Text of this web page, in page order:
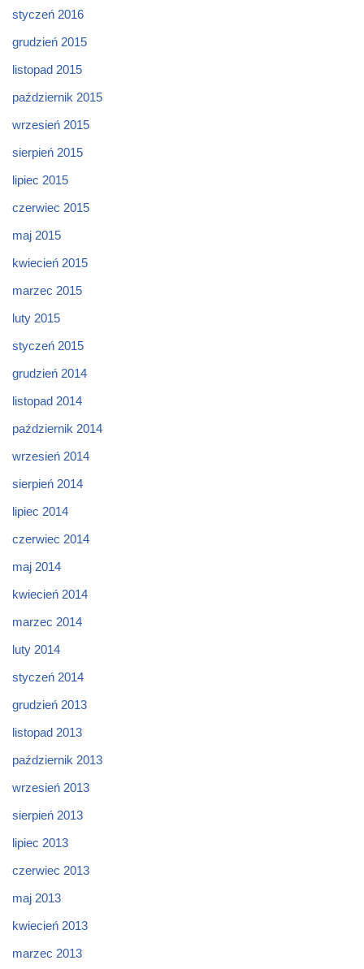
styczeń 2016
grudzień 2015
listopad 2015
październik 2015
wrzesień 2015
sierpień 2015
lipiec 2015
czerwiec 2015
maj 2015
kwiecień 2015
marzec 2015
luty 2015
styczeń 2015
grudzień 2014
listopad 2014
październik 2014
wrzesień 2014
sierpień 2014
lipiec 2014
czerwiec 2014
maj 2014
kwiecień 2014
marzec 2014
luty 2014
styczeń 2014
grudzień 2013
listopad 2013
październik 2013
wrzesień 2013
sierpień 2013
lipiec 2013
czerwiec 2013
maj 2013
kwiecień 2013
marzec 2013